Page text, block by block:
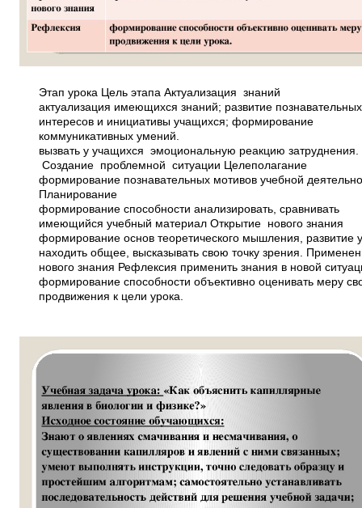
Этап урока Цель этапа Актуализация знаний
актуализация имеющихся знаний; развитие
интересов и инициативы учащихся; формирование
коммуникативных умений.
вызвать у учащихся эмоциональную реакцию затруднения.
Создание проблемной ситуации Целеполагание
формирование познавательных мотивов учебной
Планирование
формирование способности анализировать, сравнивать
имеющийся учебный материал Открытие нового знания
формирование основ теоретического мышления, развитие
находить общее, высказывать свою точку зрения.
нового знания Рефлексия применить знания в новой
формирование способности объективно оценивать меру
продвижения к цели урока.